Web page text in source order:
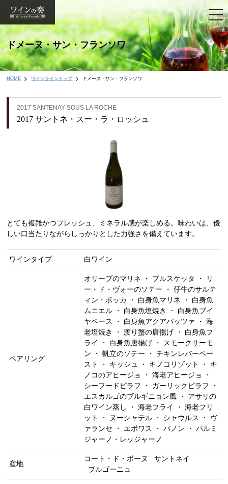
ドメーヌ・サン・フランソワ
HOME ワインラインナップ ドメーヌ・サン・フランソワ
2017 SANTENAY SOUS LA ROCHE
2017 サントネ・スー・ラ・ロッシュ
とても複雑かつフレッシュ、ミネラル感が楽しめる。味わいは、優
しい口当たりながらしっかりとした力強さを備えています。
ワインタイプ 白ワイン
ペアリング
オリーブのマリネ ・ ブルスケッタ ・ リ
ー・ド・ヴォーのソテー ・ 仔牛のサルテ
ィン・ボッカ ・ 白身魚マリネ ・ 白身魚
ムニエル ・ 白身魚塩焼き ・ 白身魚ブイ
ヤベース ・ 白身魚アクアパッツァ ・ 海
老塩焼き ・ 渡り蟹の唐揚げ ・ 白身魚フ
ライ ・ 白身魚唐揚げ ・ スモークサーモ
ン ・ 帆立のソテー ・ チキンレバーペー
スト ・ キッシュ ・ キノコリゾット ・ キ
ノコのアヒージョ ・ 海老アヒージョ ・
シーフードピラフ ・ ガーリックピラフ ・
エスカルゴのブルギニョン風 ・ アサリの
白ワイン蒸し ・ 海老フライ ・ 海老フリ
ット ・ ヌーシャテル ・ シャウルス ・ ヴ
ァランセ ・ エポワス ・ バノン ・ パルミ
ジャーノ・レッジャーノ
産地
コート・ド・ボーヌ
サントネイ
ブルゴーニュ